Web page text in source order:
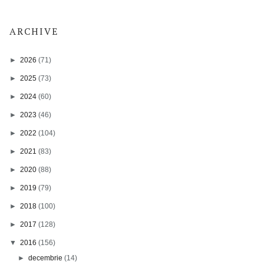
ARCHIVE
► 2026 (71)
► 2025 (73)
► 2024 (60)
► 2023 (46)
► 2022 (104)
► 2021 (83)
► 2020 (88)
► 2019 (79)
► 2018 (100)
► 2017 (128)
▼ 2016 (156)
►decembrie(14)